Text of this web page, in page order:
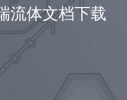
流体文档下载